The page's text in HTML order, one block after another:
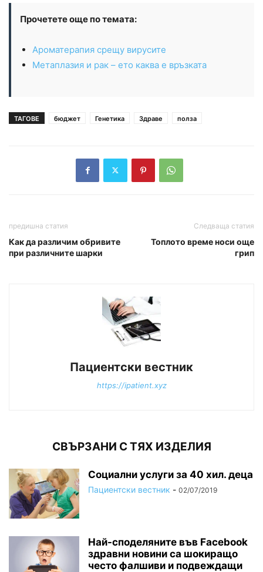
Прочетете още по темата:
Ароматерапия срещу вирусите
Метаплазия и рак – ето каква е връзката
ТАГОВЕ бюджет Генетика Здраве полза
предишна статия
Как да различим обривите
при различните шарки
Следваща статия
Топлото време носи още
грип
Пациентски вестник
https://ipatient.xyz
СВЪРЗАНИ С ТЯХ ИЗДЕЛИЯ
Социални услуги за 40 хил. деца
Пациентски вестник - 02/07/2019
Най-споделяните във Facebook
здравни новини са шокиращо
често фалшиви и подвеждащи